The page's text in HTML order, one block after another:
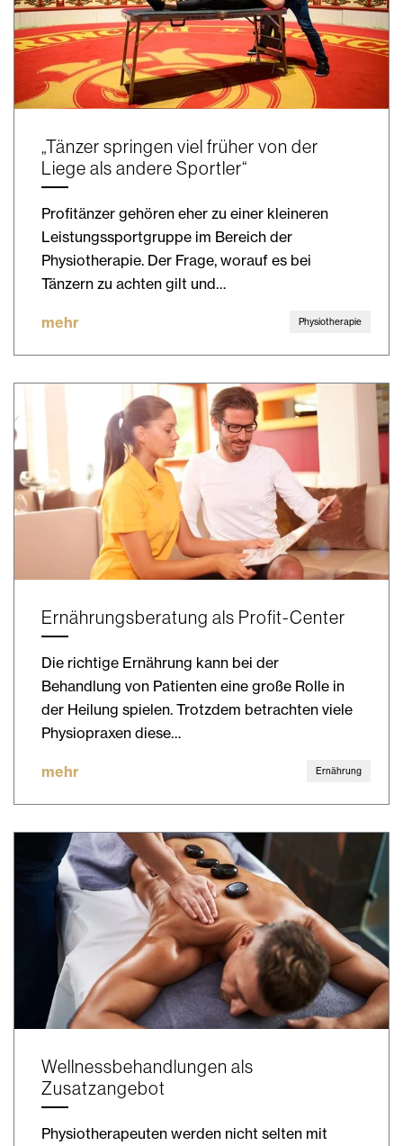
„Tänzer springen viel früher von der
Liege als andere Sportler“
Profitänzer gehören eher zu einer kleineren
Leistungssportgruppe im Bereich der
Physiotherapie. Der Frage, worauf es bei
Tänzern zu achten gilt und…
mehr Physiotherapie
Ernährungsberatung als Profit-Center
Die richtige Ernährung kann bei der
Behandlung von Patienten eine große Rolle in
der Heilung spielen. Trotzdem betrachten viele
Physiopraxen diese…
mehr Ernährung
Wellnessbehandlungen als
Zusatzangebot
Physiotherapeuten werden nicht selten mit